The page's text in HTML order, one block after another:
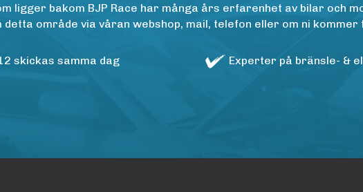
ligger bakom BJP Race har många års erfarenhet av bilar och
detta område via våran webshop, mail, telefon eller om ni
skickas samma dag Experter på bränsle- &